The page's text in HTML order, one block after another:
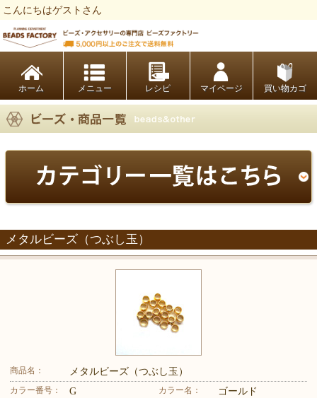
こんにちはゲストさん
ホーム レシピ マイページ 買い物カゴ
メタルビーズ（つぶし玉）
商品名： メタルビーズ（つぶし玉）
カラー番号： G カラー名： ゴールド